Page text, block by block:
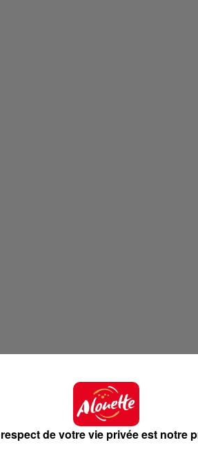
de votre vie privée est notre